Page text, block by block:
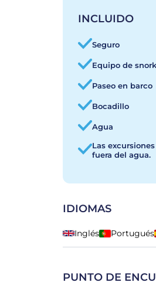
INCLUIDO
Seguro
Equipo de
Paseo en barco
Bocadillo
Agua
Las
fuera del agua.
IDIOMAS
Inglés Portugués
PUNTO DE